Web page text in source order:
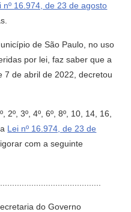
nº 16.974, de 23 de agosto
de São Paulo, no uso
por lei, faz saber que a
7 de abril de 2022, decretou
3º, 4º, 6º, 8º, 10, 14, 16,
Lei nº 16.974, de 23 de
com a seguinte
do Governo